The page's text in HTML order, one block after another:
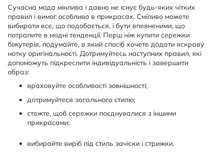
Сучасна мода мінлива і давно не існує будь-яких чітких
правил і вимог особливо в прикрасах. Сміливо можете
вибирати все, що подобається, і бути впевненими, що
потрапите в модні тенденції. Перш ніж купити сережки
біжутерія, подумайте, в який спосіб хочете додати яскраву
нотку оригінальності. Дотримуйтесь наступних правил, які
допоможуть підкреслити індивідуальність і завершити
образ:
враховуйте особливості зовнішності;
дотримуйтеся загального стилю;
стежте, щоб сережки поєднувалися з іншими
прикрасами;
вибирайте виріб під стиль зачіски і стрижки.